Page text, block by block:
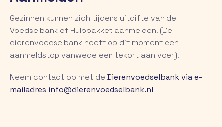
Gezinnen kunnen zich tijdens uitgifte van de
Voedselbank of Hulppakket aanmelden. (De
dierenvoedselbank heeft op dit moment een
aanmeldstop vanwege een tekort aan voer).
Neem contact op met de Dierenvoedselbank via e-
mailadres info@dierenvoedselbank.nl